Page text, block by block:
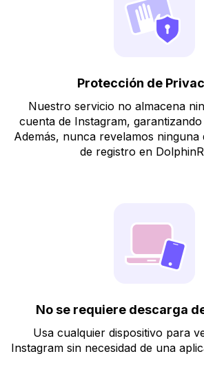
Protección de
Nuestro servicio no almacena
cuenta de Instagram,
Además, nunca revelamos
de registro en
No se requiere descarga
Usa cualquier dispositivo para
Instagram sin necesidad de una